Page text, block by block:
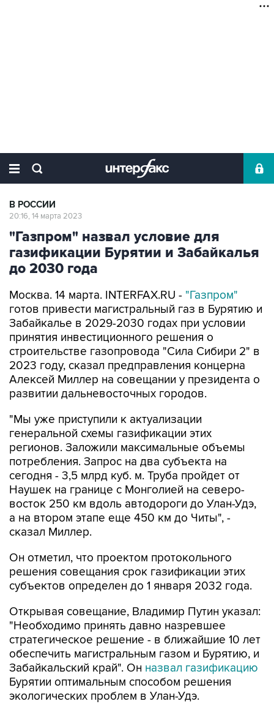
В РОССИИ
20:16, 14 марта 2023
"Газпром" назвал условие для
газификации Бурятии и Забайкалья
до 2030 года
Москва. 14 марта. INTERFAX.RU - "Газпром"
готов привести магистральный газ в Бурятию и
Забайкалье в 2029-2030 годах при условии
принятия инвестиционного решения о
строительстве газопровода "Сила Сибири 2" в
2023 году, сказал предправления концерна
Алексей Миллер на совещании у президента о
развитии дальневосточных городов.
"Мы уже приступили к актуализации
генеральной схемы газификации этих
регионов. Заложили максимальные объемы
потребления. Запрос на два субъекта на
сегодня - 3,5 млрд куб. м. Труба пройдет от
Наушек на границе с Монголией на северо-
восток 250 км вдоль автодороги до Улан-Удэ,
а на втором этапе еще 450 км до Читы", -
сказал Миллер.
Он отметил, что проектом протокольного
решения совещания срок газификации этих
субъектов определен до 1 января 2032 года.
Открывая совещание, Владимир Путин указал:
"Необходимо принять давно назревшее
стратегическое решение - в ближайшие 10 лет
обеспечить магистральным газом и Бурятию, и
Забайкальский край". Он назвал газификацию
Бурятии оптимальным способом решения
экологических проблем в Улан-Удэ.